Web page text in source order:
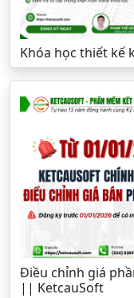
Khóa học thiết kế
Điều chỉnh giá
|| KetcauSoft